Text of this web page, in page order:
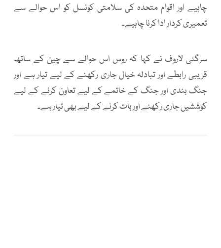
چاہیے اور اقوام متحدہ کی سلامتی کونسل کو اس حوالے سے
تعمیری کردار ادا کرنا چاہیے۔
سرگئی لاروف نے کہا کہ روس اس حوالے سے چین کے ساتھ
قریبی رابطے اور تبادلہ خیال جاری رکھنے کے لیے تیار ہے اور
جنگ بندی اور جنگ کے خاتمے کے لیے تعاون کرنے کے لیے
کوششیں جاری رکھنے اور بات کرنے کے لیے بھی تیار ہے۔